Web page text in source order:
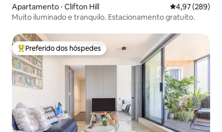
Apartamento ⋅ Clifton Hill 4,97 de uma
4,97 (289)
Muito iluminado e tranquilo. Estacionamento gratuito.
Entre os melhores preferidos dos hóspedes
Preferido dos hóspedes